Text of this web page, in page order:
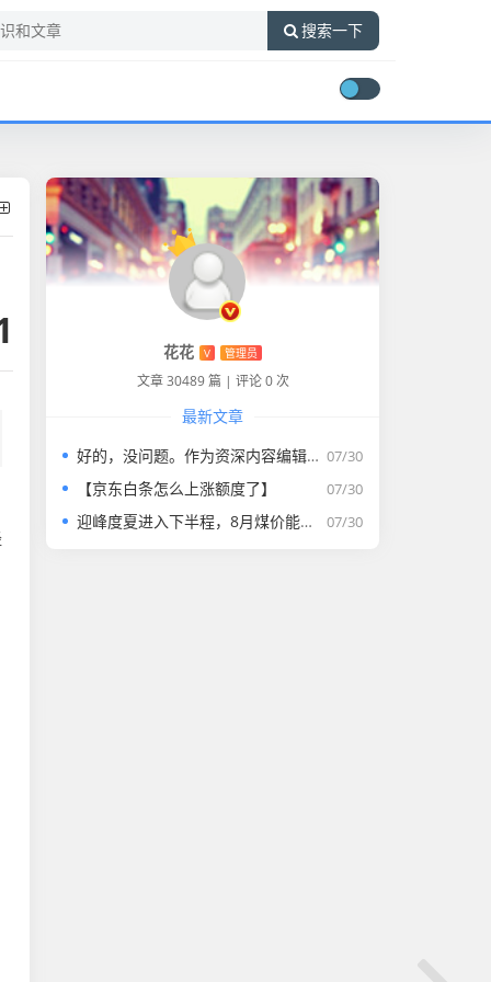
搜索一下
花花 V 管理员
文章 30489 篇 | 评论 0 次
最新文章
07/30
好的，没问题。作为资深内容编辑，我将为您打造一篇符合要求的专业教程文章。
07/30
【京东白条怎么上涨额度了】
07/30
迎峰度夏进入下半程，8月煤价能否走强？